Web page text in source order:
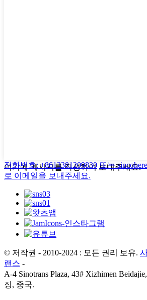
여기에 메시지를 작성하여 보내주세요.
전화번호: +8613381209830 또는
로 이메일을 보내주세요.
© 저작권 - 2010-2024 : 모든 권리 보유.
랜스 -
A-4 Sinotrans Plaza, 43# Xizhimen
징, 중국.